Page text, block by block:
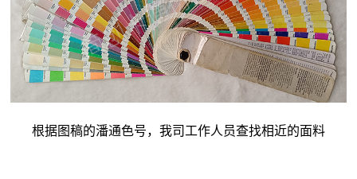
根据图稿的潘通色号，我司工作人员查找相近的面料